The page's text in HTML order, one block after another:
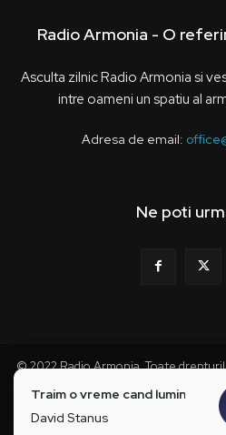
Radio Armonia - O
Asculta zilnic Radio Armonia si
intre oameni un spatiu al
Adresa de email:
Ne poti
© 2022 Radio Armonia. Toate
Acasa Anunturi Grila Programe
Traim o vreme cand lumina
David Stanus